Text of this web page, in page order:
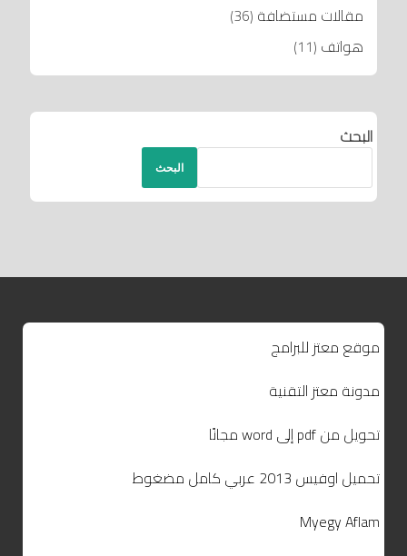
مقالات مستضافة (36)
هواتف (11)
البحث
البحث
موقع معتز للبرامج
مدونة معتز التقنية
تحويل من pdf إلى word مجانًا
تحميل اوفيس 2013 عربي كامل مضغوط
Myegy Aflam